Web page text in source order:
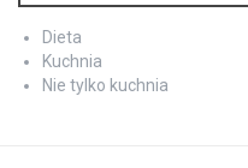
Dieta
Kuchnia
Nie tylko kuchnia